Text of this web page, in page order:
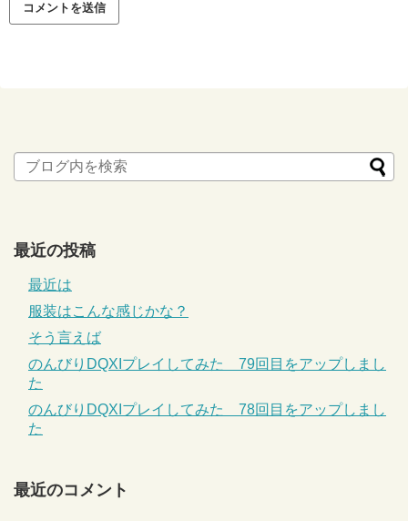
最近の投稿
最近は
服装はこんな感じかな？
そう言えば
のんびりDQXIプレイしてみた 79回目をアップしまし
た
のんびりDQXIプレイしてみた 78回目をアップしまし
た
最近のコメント